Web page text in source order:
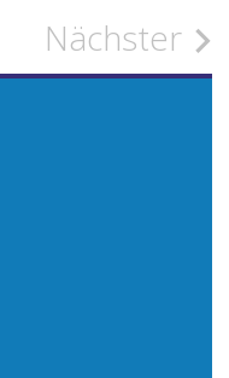
Nächster